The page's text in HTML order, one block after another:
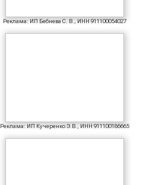
Реклама: ИП Бебнева С. В., ИНН 911100054027
Реклама: ИП Кучеренко Э.В., ИНН 911100186665